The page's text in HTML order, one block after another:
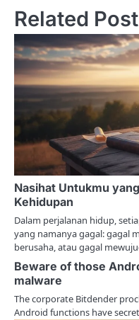
s
t
n
a
i
g
a
t
i
o
n
Related
Nasihat Untukmu
Kehidupan
Dalam perjalanan hidup,
yang namanya gagal: gagal
berusaha, atau gagal
Beware of those
malware
The corporate Bitdender
Android functions have